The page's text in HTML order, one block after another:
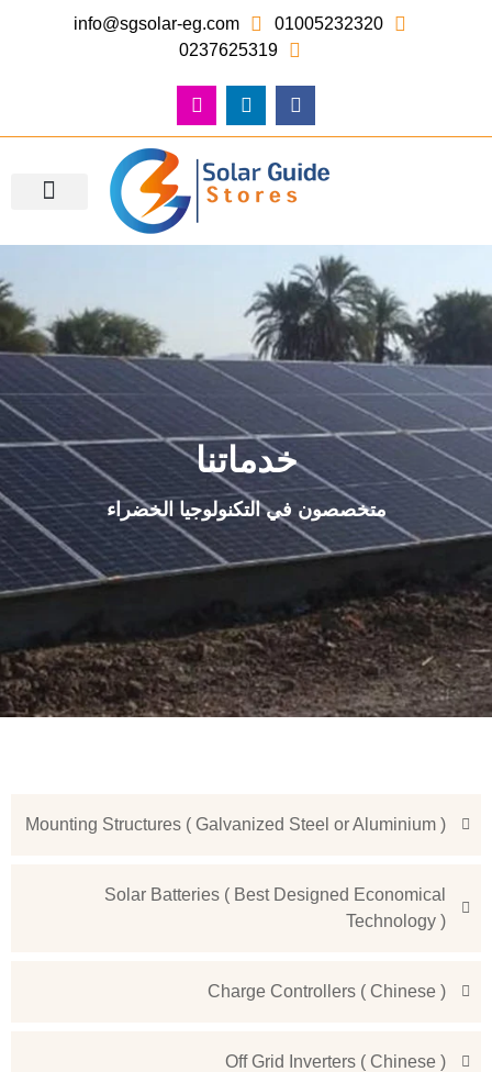
01005232320
info@sgsolar-eg.com
0237625319
خدماتنا
متخصصون في التكنولوجيا الخضراء
Mounting Structures ( Galvanized Steel or Aluminium )
Solar Batteries ( Best Designed Economical
Technology )
Charge Controllers ( Chinese )
Off Grid Inverters ( Chinese )